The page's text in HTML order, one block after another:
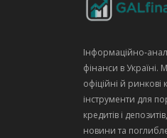
фінанси в
офіційні й ринкові
інструменти для
кредитів і
новини та